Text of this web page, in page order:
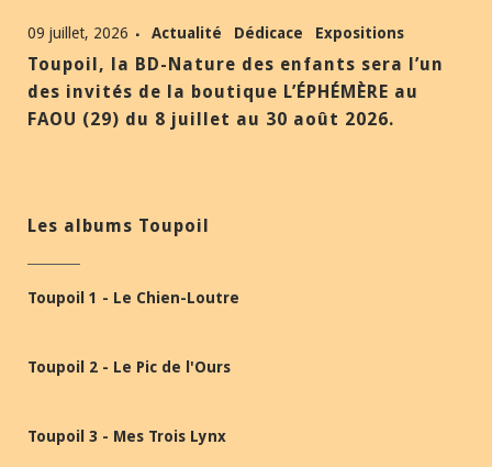
09 juillet, 2026 Actualité Dédicace Expositions
Toupoil, la BD-Nature des enfants sera l’un
des invités de la boutique L’ÉPHÉMÈRE au
FAOU (29) du 8 juillet au 30 août 2026.
Les albums Toupoil
Toupoil 1 - Le Chien-Loutre
Toupoil 2 - Le Pic de l'Ours
Toupoil 3 - Mes Trois Lynx